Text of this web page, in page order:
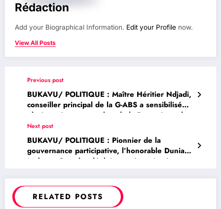
Rédaction
Add your Biographical Information. Edit your Profile now.
View All Posts
Previous post
BUKAVU/ POLITIQUE : Maître Héritier Ndjadi,
conseiller principal de la G-ABS a sensibilisé
plusieurs jeunes membre de la Dynamique des
nouveaux citoyens sur leur rôle pendant la
période électorale
Next post
BUKAVU/ POLITIQUE : Pionnier de la
gouvernance participative, l’honorable Dunia
Mukome Douglas déploie ses énergies à
sensibiliser la population sur la citoyenneté
responsable ( La semaine de la Fondation
Douglas Mukome)
RELATED POSTS